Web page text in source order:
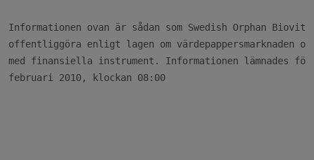
Informationen ovan är sådan som Swedish Orphan
offentliggöra enligt lagen om värdepappersmarknaden
med finansiella instrument. Informationen lämnades
februari 2010, klockan 08:00